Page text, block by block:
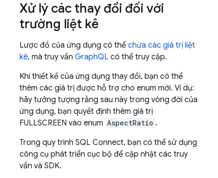
Xử lý các thay đổi đối với
trường liệt kê
Lược đồ của ứng dụng có thể chứa các giá trị liệt
kê, mà truy vấn GraphQL có thể truy cập.
Khi thiết kế của ứng dụng thay đổi, bạn có thể
thêm các giá trị được hỗ trợ cho enum mới. Ví dụ:
hãy tưởng tượng rằng sau này trong vòng đời của
ứng dụng, bạn quyết định thêm giá trị
FULLSCREEN vào enum AspectRatio .
Trong quy trình SQL Connect, bạn có thể sử dụng
công cụ phát triển cục bộ để cập nhật các truy
vấn và SDK.